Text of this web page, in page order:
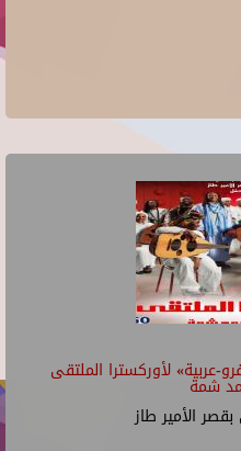
عربية» لأوركسترا الملتقى
شمة
بقصر الأمير طاز